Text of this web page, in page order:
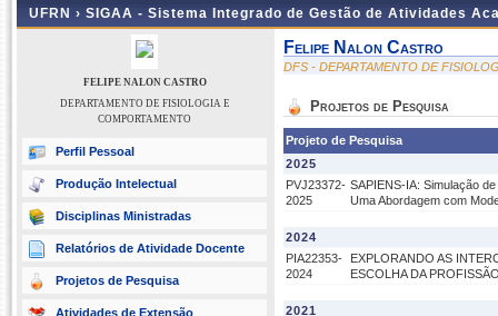
UFRN › SIGAA - Sistema Integrado de Gestão de Atividades
FELIPE NALON CASTRO
DEPARTAMENTO DE FISIOLOGIA E
COMPORTAMENTO
Perfil Pessoal
Produção Intelectual
Disciplinas Ministradas
Relatórios de Atividade Docente
Projetos de Pesquisa
Atividades de Extensão
Felipe Nalon Castro
DFS - DEPARTAMENTO DE
Projetos de Pesquisa
Projeto de Pesquisa
2025
PVJ23372-
2025
SAPIENS-IA: Simulação
Uma Abordagem com
2024
PIA22353-
2024
EXPLORANDO AS
ESCOLHA DA
2021